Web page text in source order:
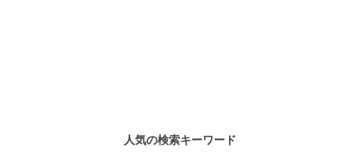
人気の検索キーワード